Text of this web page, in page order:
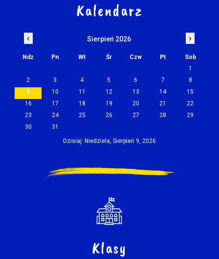
Kalendarz
‹ Sierpień 2026 ›
Ndz Pn Wt Śr Czw Pt
Sob
1
2
3 4 5 6 7
8
9
10 11 12 13 14
15
16
17 18 19 20 21
22
23
24 25 26 27 28
29
30
31
Dzisiaj: Niedziela, Sierpień 9, 2026
Klasy